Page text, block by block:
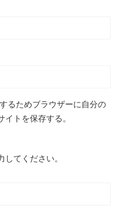
るためブラウザーに自分の
トを保存する。
てください。